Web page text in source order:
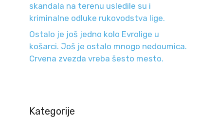
skandala na terenu usledile su i
kriminalne odluke rukovodstva lige.
Ostalo je još jedno kolo Evrolige u
košarci. Još je ostalo mnogo nedoumica.
Crvena zvezda vreba šesto mesto.
Kategorije